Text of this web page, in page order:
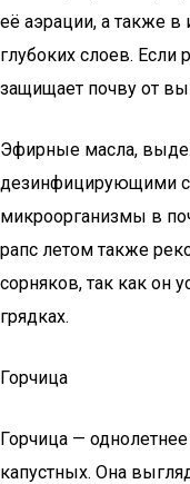
её аэрации, а также
глубоких слоев. Если
защищает почву от
Эфирные масла,
дезинфицирующими
микроорганизмы в
рапс летом также
сорняков, так как он
грядках.
Горчица
Горчица —
капустных. Она